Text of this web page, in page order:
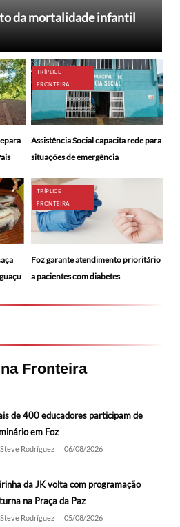
da mortalidade infantil
TRÍPLICE
FRONTEIRA
Assistência Social capacita rede para
situações de emergência
TRÍPLICE
FRONTEIRA
Foz garante atendimento prioritário
a pacientes com diabetes
Fronteira
de 400 educadores participam de
em Foz
Steve Rodríguez 06/08/2026
da JK volta com programação
na Praça da Paz
Steve Rodríguez 05/08/2026